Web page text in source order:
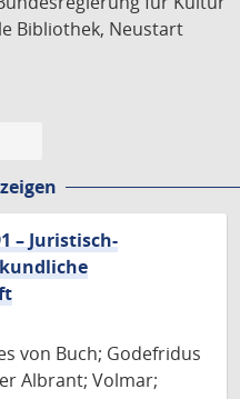
Bibliothek, Neustart
– Juristisch-
von Buch; Godefridus
Albrant; Volmar;